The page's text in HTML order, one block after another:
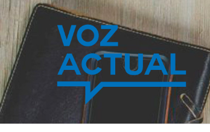
contenido